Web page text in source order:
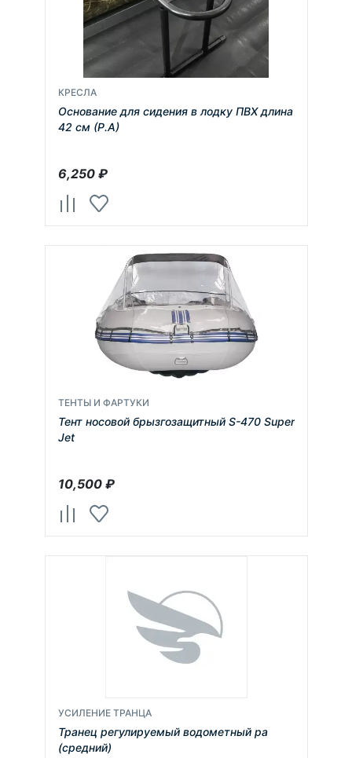
КРЕСЛА
Основание для сидения в лодку ПВХ длина
42 см (Р.А)
6,250₽
ТЕНТЫ И ФАРТУКИ
Тент носовой брызгозащитный S-470 Super
Jet
10,500₽
УСИЛЕНИЕ ТРАНЦА
Транец регулируемый водометный ра
(средний)